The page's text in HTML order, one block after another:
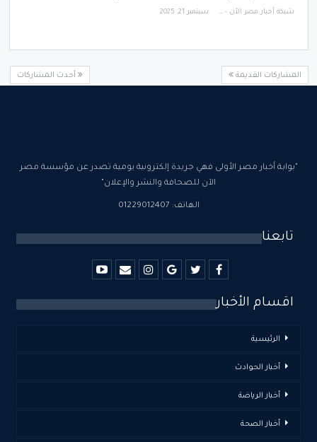
شبكة أخبار مصر الأن - Egypt News Network Now سبتمبر 21, 2025
المشاركات القديمة أحدث المشاركات
"بوابة أخبار مصر الأولى فهي جريدة إلكترونية يومية تصدر عن مؤسسة مصر
الآن للصحافة والنشر والإعلان"
الهاتف: 01229012407
تابعنا
اقسام الأخبار
الرئيسية
أخبار الحوادث
أخبار الرياضة
أخبار الصحة